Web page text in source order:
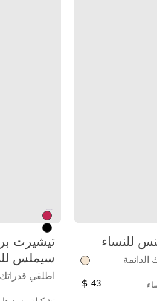
للنساء
الدائمة
43
تيشيرت
سيملس
اطلقي